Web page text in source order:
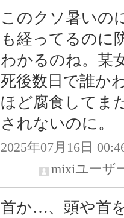
このクソ暑いの
も経ってるのに
わかるのね。某
死後数日で誰か
ほど腐食してま
されないのに。
2025年07月16日
mixiユーザ
首か…、頭や首